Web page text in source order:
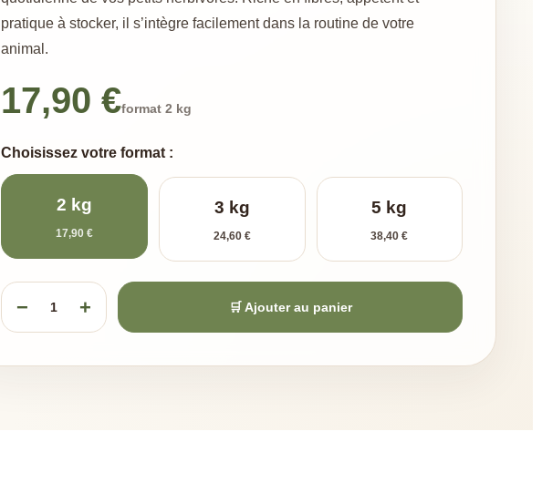
pratique à stocker, il s’intègre facilement dans la routine de votre
animal.
17,90 €format 2 kg
Choisissez votre format :
2 kg
17,90 €
3 kg
24,60 €
5 kg
38,40 €
− 1 + 🛒 Ajouter au panier